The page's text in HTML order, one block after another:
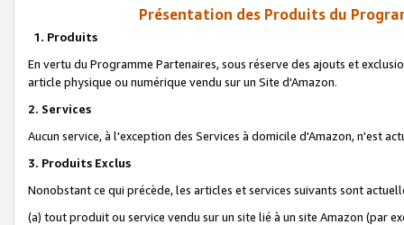
Présentation des Produits du
1. Produits
En vertu du Programme Partenaires, sous réserve des ajouts et
article physique ou numérique vendu sur un Site d'Amazon.
2. Services
Aucun service, à l'exception des Services à domicile d'Amazon, n'est
3. Produits Exclus
Nonobstant ce qui précède, les articles et services suivants sont
(a) tout produit ou service vendu sur un site lié à un site Amazon (par